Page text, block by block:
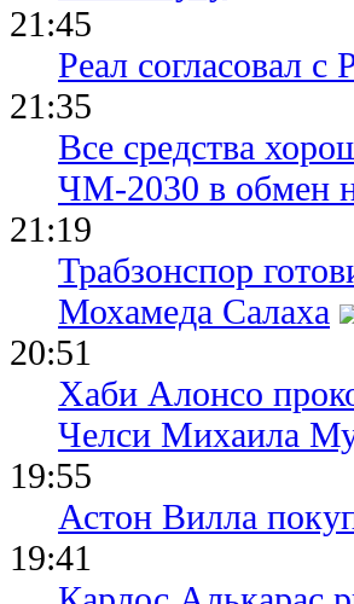
21:45
Реал согласовал
21:35
Все средства
ЧМ-2030 в обмен
21:19
Трабзонспор
Мохамеда Салаха
20:51
Хаби Алонсо
Челси Михаила
19:55
Астон Вилла
19:41